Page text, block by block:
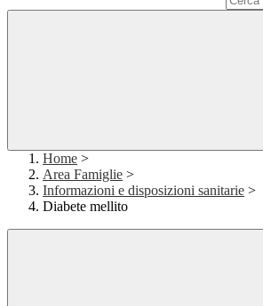
Home >
Area Famiglie >
Informazioni e disposizioni sanitarie >
Diabete mellito